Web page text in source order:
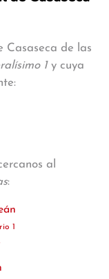
Casaseca de las
1y cuya
al
:
1